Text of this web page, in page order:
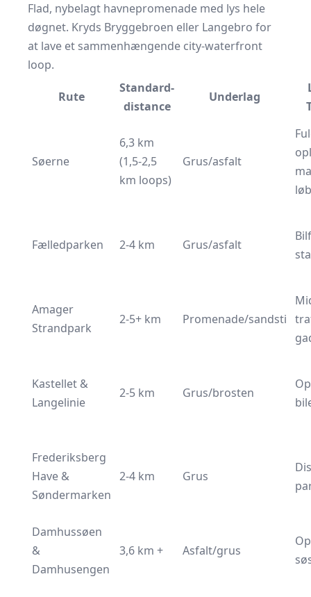
Flad, nybelagt havnepromenade med lys hele
døgnet. Kryds Bryggebroen eller Langebro for
at lave et sammenhængende city-waterfront
loop.
Rute
Standard­
distance
Underlag
Søerne
6,3 km
(1,5-2,5
km loops)
Grus/asfalt
Fælledparken 2-4 km Grus/asfalt
Amager
Strandpark
2-5+ km Promenade/sandsti
Kastellet &
Langelinie
2-5 km Grus/brosten
Frederiksberg
Have &
Søndermarken
2-4 km Grus
Damhussøen
&
Damhusengen
3,6 km + Asfalt/grus